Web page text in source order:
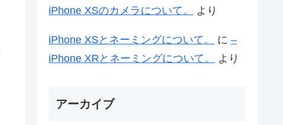
iPhone XSのカメラについて。
より
iPhone XSとネーミングについて。 に –
iPhone XRとネーミングについて。
より
アーカイブ